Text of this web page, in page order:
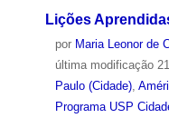
Lições
por Maria Leonor de
última modificação
Paulo (Cidade),
Programa USP